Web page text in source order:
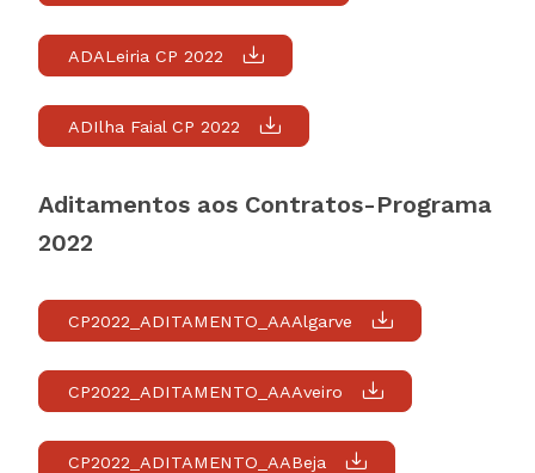
ADALeiria CP 2022
ADIlha Faial CP 2022
Aditamentos aos Contratos-Programa
2022
CP2022_ADITAMENTO_AAAlgarve
CP2022_ADITAMENTO_AAAveiro
CP2022_ADITAMENTO_AABeja